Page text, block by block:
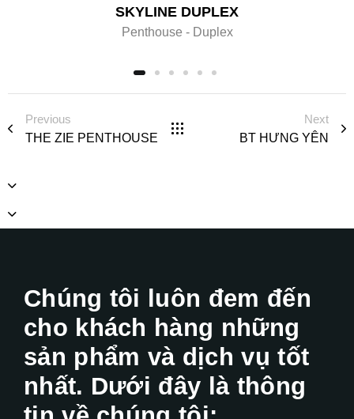
SKYLINE DUPLEX
Penthouse - Duplex
Previous
THE ZIE PENTHOUSE
Next
BT HƯNG YÊN
Chúng tôi luôn đem đến
cho khách hàng những
sản phẩm và dịch vụ tốt
nhất. Dưới đây là thông